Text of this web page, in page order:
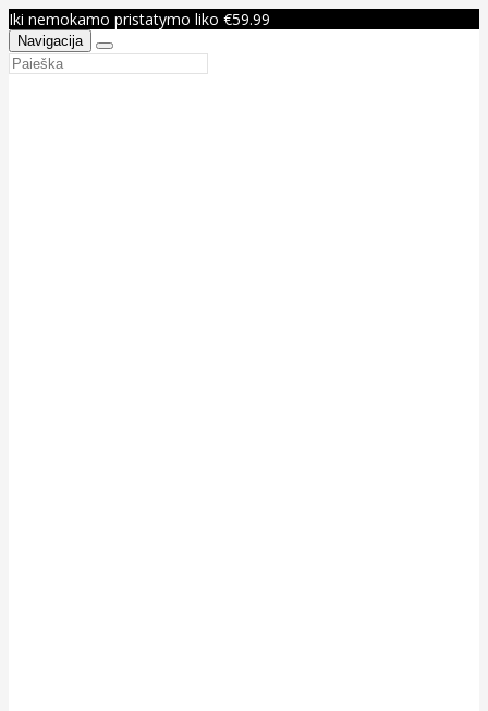
Iki nemokamo pristatymo liko €59.99
Navigacija